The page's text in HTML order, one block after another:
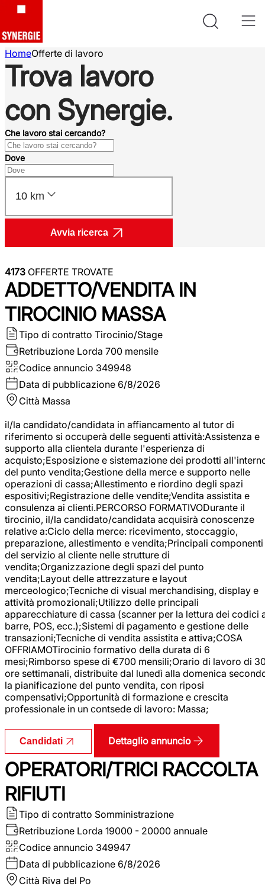
HomeOfferte di lavoro
Trova lavoro
con Synergie.
Che lavoro stai cercando?
Dove
10 km
Avvia ricerca
4173 OFFERTE TROVATE
ADDETTO/VENDITA IN
TIROCINIO MASSA
Tipo di contratto Tirocinio/Stage
Retribuzione Lorda 700 mensile
Codice annuncio 349948
Data di pubblicazione 6/8/2026
Città Massa
il/la candidato/candidata in affiancamento al tutor di
riferimento si occuperà delle seguenti attività:Assistenza e
supporto alla clientela durante l'esperienza di
acquisto;Esposizione e sistemazione dei prodotti
del punto vendita;Gestione della merce e supporto nelle
operazioni di cassa;Allestimento e riordino degli spazi
espositivi;Registrazione delle vendite;Vendita assistita e
consulenza ai clienti.PERCORSO FORMATIVODurante il
tirocinio, il/la candidato/candidata acquisirà conoscenze
relative a:Ciclo della merce: ricevimento, stoccaggio,
preparazione, allestimento e vendita;Principali componenti
del servizio al cliente nelle strutture di
vendita;Organizzazione degli spazi del punto
vendita;Layout delle attrezzature e layout
merceologico;Tecniche di visual merchandising, display e
attività promozionali;Utilizzo delle principali
apparecchiature di cassa (scanner per la lettura dei codici
barre, POS, ecc.);Sistemi di pagamento e gestione delle
transazioni;Tecniche di vendita assistita e attiva;COSA
OFFRIAMOTirocinio formativo della durata di 6
mesi;Rimborso spese di €700 mensili;Orario di lavoro di
ore settimanali, distribuite dal lunedì alla domenica
la pianificazione del punto vendita, con riposi
compensativi;Opportunità di formazione e crescita
professionale in un contsede di lavoro: Massa;
Candidati Dettaglio annuncio
OPERATORI/TRICI RACCOLTA
RIFIUTI
Tipo di contratto Somministrazione
Retribuzione Lorda 19000 - 20000 annuale
Codice annuncio 349947
Data di pubblicazione 6/8/2026
Città Riva del Po